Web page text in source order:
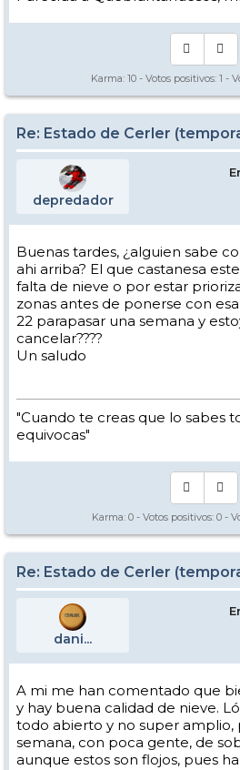
Karma: 10 - Votos positivos: 1 -
Re: Estado de Cerler
depredador
Buenas tardes, ¿alguien sabe
ahi arriba? El que castanesa
falta de nieve o por estar
zonas antes de ponerse con
22 parapasar una semana y
cancelar????
Un saludo
"Cuando te creas que lo sabes
equivocas"
Karma: 0 - Votos positivos: 0 -
Re: Estado de Cerler
dani...
A mi me han comentado que
y hay buena calidad de nieve.
todo abierto y no super amplio,
semana, con poca gente, de
aunque estos son flojos, pues